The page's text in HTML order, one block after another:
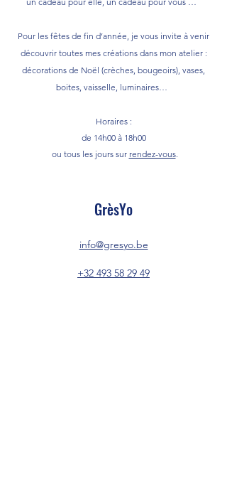
Pour les fêtes de fin d’année, je vous invite à venir
découvrir toutes mes créations dans mon atelier :
décorations de Noël (crèches, bougeoirs), vases,
boites, vaisselle, luminaires…
Horaires :
de 14h00 à 18h00
ou tous les jours sur rendez-vous.
GrèsYo
info@gresyo.be
+32 493 58 29 49